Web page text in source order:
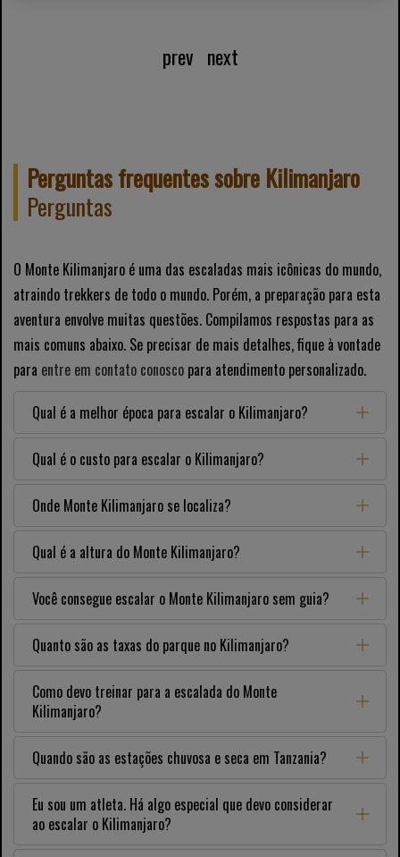
prev next
Perguntas frequentes sobre Kilimanjaro
Perguntas
O Monte Kilimanjaro é uma das escaladas mais icônicas do mundo,
atraindo trekkers de todo o mundo. Porém, a preparação para esta
aventura envolve muitas questões. Compilamos respostas para as
mais comuns abaixo. Se precisar de mais detalhes, fique à vontade
para entre em contato conosco para atendimento personalizado.
Qual é a melhor época para escalar o Kilimanjaro?
Qual é o custo para escalar o Kilimanjaro?
Onde Monte Kilimanjaro se localiza?
Qual é a altura do Monte Kilimanjaro?
Você consegue escalar o Monte Kilimanjaro sem guia?
Quanto são as taxas do parque no Kilimanjaro?
Como devo treinar para a escalada do Monte
Kilimanjaro?
Quando são as estações chuvosa e seca em Tanzania?
Eu sou um atleta. Há algo especial que devo considerar
ao escalar o Kilimanjaro?